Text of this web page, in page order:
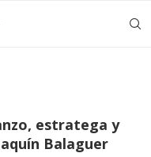
estratega y
Balaguer